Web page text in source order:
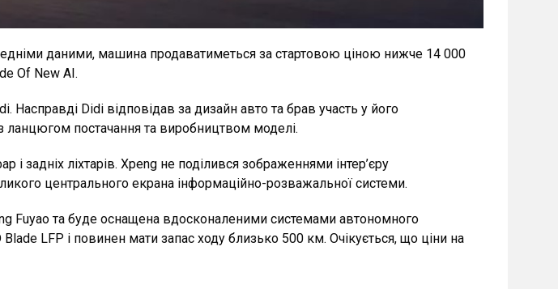
даними, машина продаватиметься за стартовою ціною нижче 14 000
Of New AI.
Насправді Didi відповідав за дизайн авто та брав участь у його
ланцюгом постачання та виробництвом моделі.
задніх ліхтарів. Xpeng не поділився зображеннями інтер’єру
центрального екрана інформаційно-розважальної системи.
Fuyao та буде оснащена вдосконаленими системами автономного
LFP і повинен мати запас ходу близько 500 км. Очікується, що ціни на